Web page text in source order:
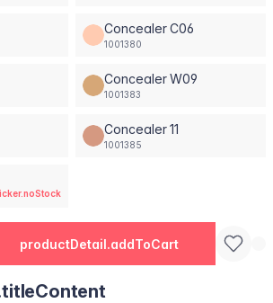
Concealer C06
1001380
Concealer W09
1001383
Concealer 11
1001385
productDetail.addToCart